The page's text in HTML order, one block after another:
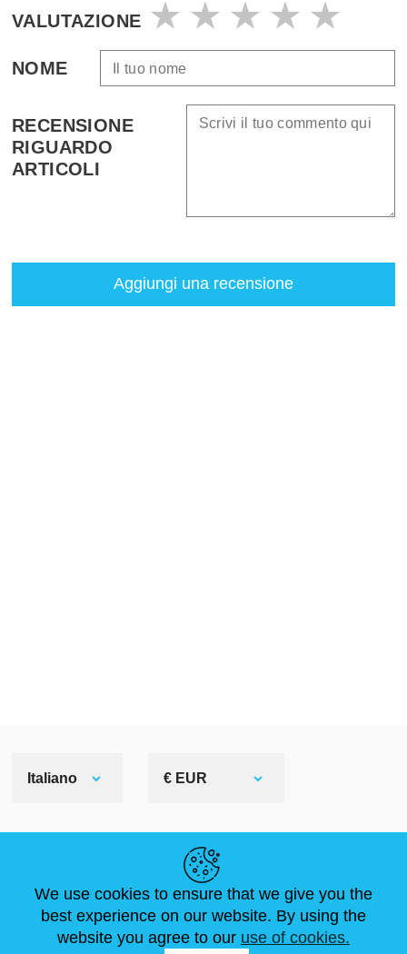
VALUTAZIONE
NOME
RECENSIONE
RIGUARDO
ARTICOLI
Aggiungi una recensione
Italiano € EUR
NOTIZIE
ARTICOLI
ABOUT US
FAQ
DIMENSIONI STANDARD
CONTATTACI
We use cookies to ensure that we give you the
best experience on our website. By using the
website you agree to our use of cookies.